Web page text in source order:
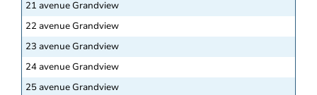
21 avenue Grandview
22 avenue Grandview
23 avenue Grandview
24 avenue Grandview
25 avenue Grandview